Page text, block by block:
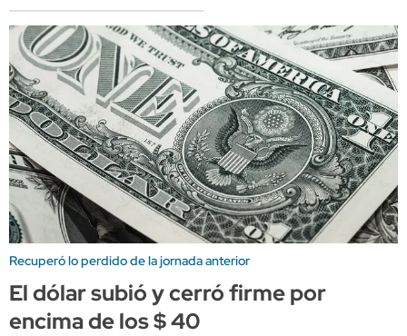
Recuperó lo perdido de la jornada anterior
El dólar subió y cerró firme por
encima de los $ 40